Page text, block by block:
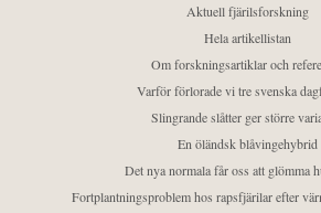
Aktuell fjärilsforskning
Hela artikellistan
Om forskningsartiklar och
Varför förlorade vi tre svenska
Slingrande slåtter ger större
En öländsk blåvingehybrid
Det nya normala får oss att glömma
Fortplantningsproblem hos rapsfjärilar efter